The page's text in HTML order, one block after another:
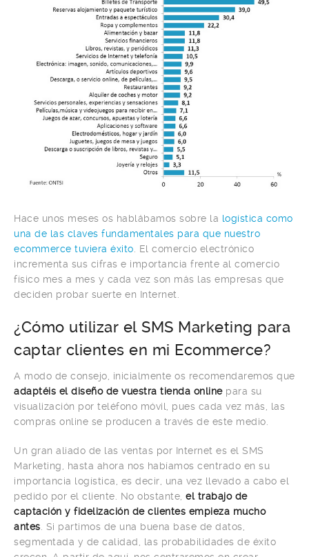
Hace unos meses os hablábamos sobre la logística como
una de las claves fundamentales para que nuestro
ecommerce tuviera éxito . El comercio electrónico
incrementa sus cifras e importancia frente al comercio
físico mes a mes y cada vez son más las empresas que
deciden probar suerte en Internet.
¿Cómo utilizar el SMS Marketing para
captar clientes en mi Ecommerce?
A modo de consejo, inicialmente os recomendaremos que
adaptéis el diseño de vuestra tienda onlinepara su
visualización por teléfono móvil, pues cada vez más, las
compras online se producen a través de este medio.
Un gran aliado de las ventas por Internet es el SMS
Marketing, hasta ahora nos habíamos centrado en su
importancia logística, es decir, una vez llevado a cabo el
pedido por el cliente. No obstante, el trabajo de
captación y fidelización de clientes empieza mucho
antes . Si partimos de una buena base de datos,
segmentada y de calidad, las probabilidades de éxito